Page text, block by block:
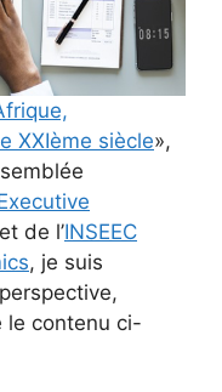
XXIème siècle»,
et de l’INSEEC
, je suis
le contenu ci-